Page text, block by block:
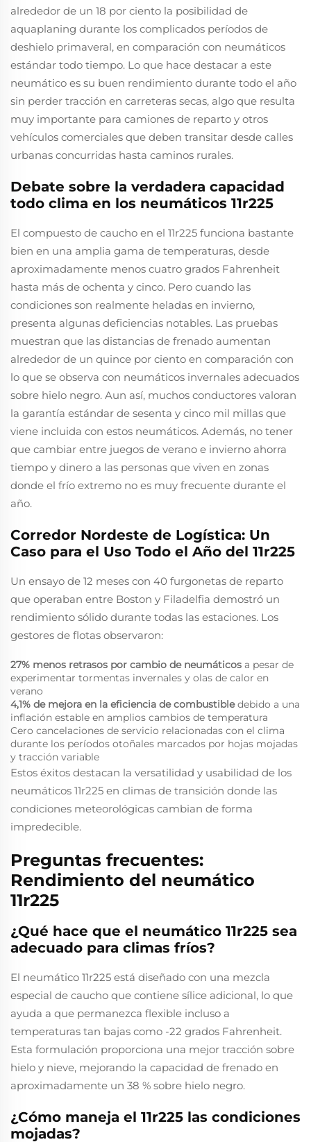
alrededor de un 18 por ciento la posibilidad de
aquaplaning durante los complicados períodos de
deshielo primaveral, en comparación con neumáticos
estándar todo tiempo. Lo que hace destacar a este
neumático es su buen rendimiento durante todo el año
sin perder tracción en carreteras secas, algo que resulta
muy importante para camiones de reparto y otros
vehículos comerciales que deben transitar desde calles
urbanas concurridas hasta caminos rurales.
Debate sobre la verdadera capacidad
todo clima en los neumáticos 11r225
El compuesto de caucho en el 11r225 funciona bastante
bien en una amplia gama de temperaturas, desde
aproximadamente menos cuatro grados Fahrenheit
hasta más de ochenta y cinco. Pero cuando las
condiciones son realmente heladas en invierno,
presenta algunas deficiencias notables. Las pruebas
muestran que las distancias de frenado aumentan
alrededor de un quince por ciento en comparación con
lo que se observa con neumáticos invernales adecuados
sobre hielo negro. Aun así, muchos conductores valoran
la garantía estándar de sesenta y cinco mil millas que
viene incluida con estos neumáticos. Además, no tener
que cambiar entre juegos de verano e invierno ahorra
tiempo y dinero a las personas que viven en zonas
donde el frío extremo no es muy frecuente durante el
año.
Corredor Nordeste de Logística: Un
Caso para el Uso Todo el Año del 11r225
Un ensayo de 12 meses con 40 furgonetas de reparto
que operaban entre Boston y Filadelfia demostró un
rendimiento sólido durante todas las estaciones. Los
gestores de flotas observaron:
27% menos retrasos por cambio de neumáticos a pesar de
experimentar tormentas invernales y olas de calor en
verano
4,1% de mejora en la eficiencia de combustibledebido a una
inflación estable en amplios cambios de temperatura
Cero cancelaciones de servicio relacionadas con el clima
durante los períodos otoñales marcados por hojas mojadas
y tracción variable
Estos éxitos destacan la versatilidad y usabilidad de los
neumáticos 11r225 en climas de transición donde las
condiciones meteorológicas cambian de forma
impredecible.
Preguntas frecuentes:
Rendimiento del neumático
11r225
¿Qué hace que el neumático 11r225 sea
adecuado para climas fríos?
El neumático 11r225 está diseñado con una mezcla
especial de caucho que contiene sílice adicional, lo que
ayuda a que permanezca flexible incluso a
temperaturas tan bajas como -22 grados Fahrenheit.
Esta formulación proporciona una mejor tracción sobre
hielo y nieve, mejorando la capacidad de frenado en
aproximadamente un 38 % sobre hielo negro.
¿Cómo maneja el 11r225 las condiciones
mojadas?